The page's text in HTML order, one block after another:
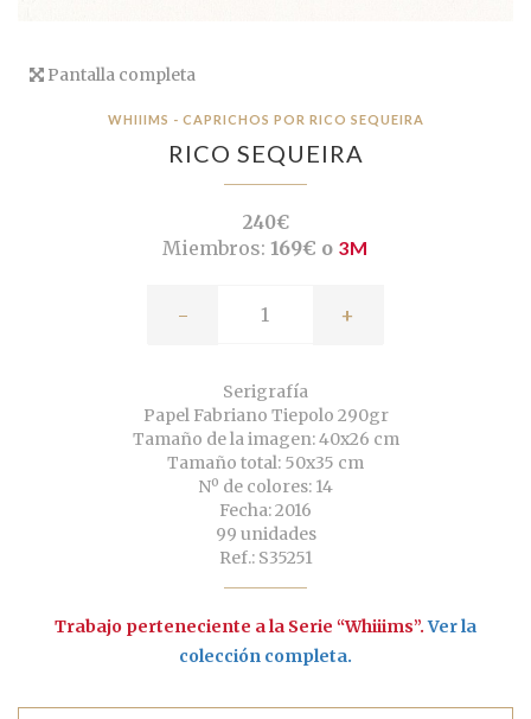
Pantalla completa
WHIIIMS - CAPRICHOS POR RICO SEQUEIRA
RICO SEQUEIRA
240€
Miembros: 169€ o 3M
- +
Serigrafía
Papel Fabriano Tiepolo 290gr
Tamaño de la imagen: 40x26 cm
Tamaño total: 50x35 cm
Nº de colores: 14
Fecha: 2016
99 unidades
Ref.: S35251
Trabajo perteneciente a la Serie “Whiiims”.Ver la
colección completa.